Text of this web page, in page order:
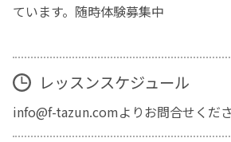
ています。随時体験募集中
レッスンスケジュール
info@f-tazun.comよりお問合せくださ